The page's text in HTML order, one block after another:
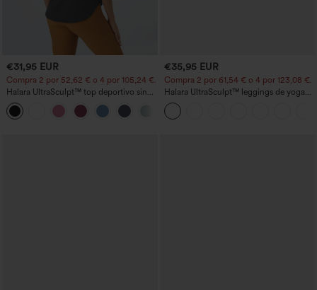
€31,95 EUR
Compra 2 por 52,62 € o 4 por 105,24 €.
Halara UltraSculpt™ top deportivo sin
mangas con escote redondo y bajo
curvo
€35,95 EUR
Compra 2 por 61,54 € o 4 por 123,08 €.
Halara UltraSculpt™ leggings de yoga
bootcut de talle alto con control
abdominal, efecto moldeador y bolsillos